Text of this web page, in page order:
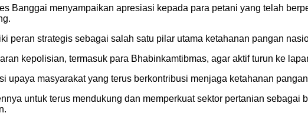
Banggai menyampaikan apresiasi kepada para petani yang telah
peran strategis sebagai salah satu pilar utama ketahanan pangan
kepolisian, termasuk para Bhabinkamtibmas, agar aktif turun ke
upaya masyarakat yang terus berkontribusi menjaga ketahanan
untuk terus mendukung dan memperkuat sektor pertanian